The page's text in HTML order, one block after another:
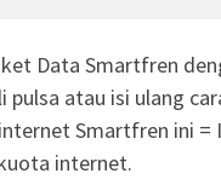
Data Smartfren
atau isi ulang
Smartfren ini =
internet.